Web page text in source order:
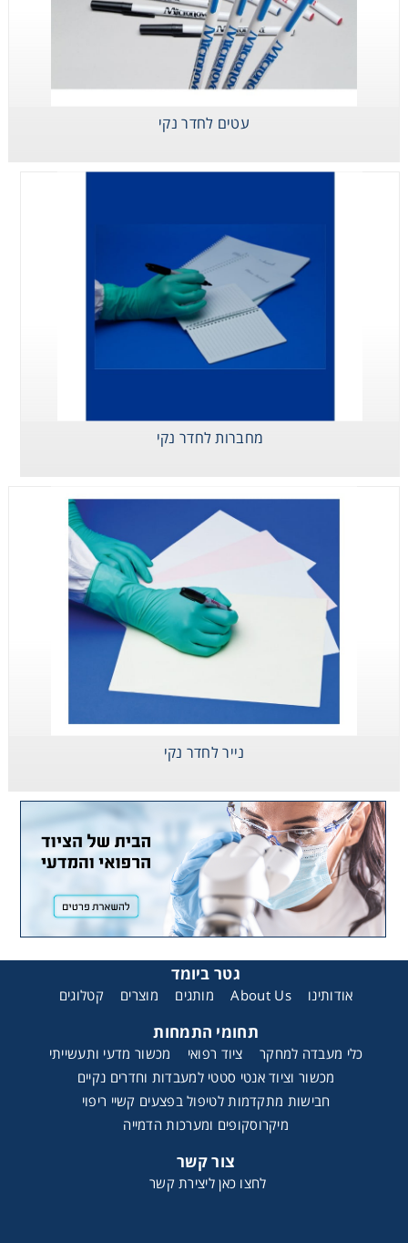
עטים לחדר נקי
מחברות לחדר נקי
נייר לחדר נקי
גטר ביומד
אודותינו About Us מותגים מוצרים קטלוגים
תחומי התמחות
כלי מעבדה למחקר ציוד רפואי
מכשור מדעי ותעשייתי
מכשור וציוד אנטי סטטי למעבדות וחדרים נקיים
חבישות מתקדמות לטיפול בפצעים קשיי ריפוי
מיקרוסקופים ומערכות הדמייה
צור קשר
לחצו כאן ליצירת קשר